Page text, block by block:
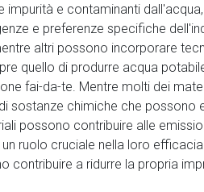
impurità e contaminanti
e preferenze specifiche
altri possono incorporare
quello di produrre acqua
fai-da-te. Mentre molti dei
sostanze chimiche che possono
possono contribuire alle
ruolo cruciale nella loro
contribuire a ridurre la propria